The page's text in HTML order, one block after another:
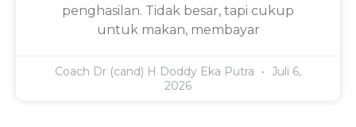
penghasilan. Tidak besar, tapi cukup
untuk makan, membayar
Coach Dr (cand) H Doddy Eka Putra
Juli 6,
2026